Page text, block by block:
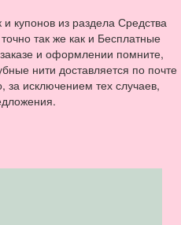
купонов из раздела Средства
так же как и Бесплатные
и оформлении помните,
нити доставляется по почте
исключением тех случаев,